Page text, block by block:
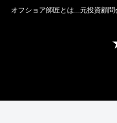
オフショア師匠とは...元投資顧